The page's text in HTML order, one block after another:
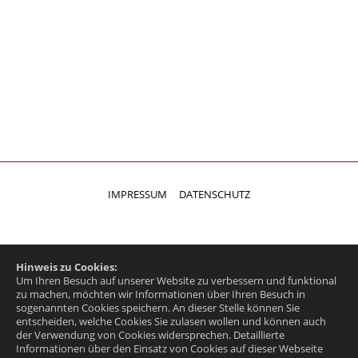
Hinweis zu Cookies:
Um Ihren Besuch auf unserer Website zu verbessern und funktional
zu machen, möchten wir Informationen über Ihren Besuch in
sogenannten Cookies speichern. An dieser Stelle können Sie
entscheiden, welche Cookies Sie zulasen wollen und können auch
der Verwendung von Cookies widersprechen. Detaillierte
Informationen über den Einsatz von Cookies auf dieser Webseite
IMPRESSUM DATENSCHUTZ